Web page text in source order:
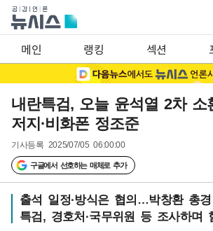
메인 랭킹 섹션
내란특검, 오늘 윤석열 2차
저지·비화폰 정조준
기사등록 2025/07/05 06:00:00
구글에서 선호하는 매체로 추가
출석 일정·방식은 협의…박창환 총
특검, 경호처·국무위원 등 조사하며